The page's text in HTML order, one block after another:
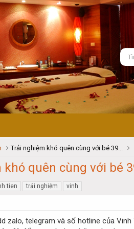
Trải nghiệm khó quên cùng với bé 39...
quên cùng với bé
tien trải nghiệm vinh
zalo, telegram và số hotline của